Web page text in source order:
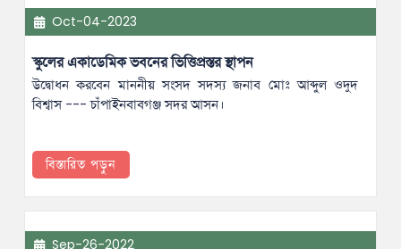
Oct-04-2023
স্কুলের একাডেমিক ভবনের ভিত্তিপ্রস্তর স্থাপন
উদ্বোধন করবেন মাননীয় সংসদ সদস্য জনাব মোঃ আব্দুল ওদুদ
বিশ্বাস --- চাঁপাইনবাবগঞ্জ সদর আসন।
বিস্তারিত পড়ুন
Sep-26-2022